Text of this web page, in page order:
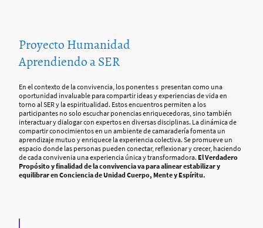
Proyecto Humanidad
Aprendiendo a SER
En el contexto de la convivencia, los ponentes s presentan como una
oportunidad invaluable para compartir ideas y experiencias de vida en
torno al SER y la espiritualidad. Estos encuentros permiten a los
participantes no solo escuchar ponencias enriquecedoras, sino también
interactuar y dialogar con expertos en diversas disciplinas. La dinámica de
compartir conocimientos en un ambiente de camaradería fomenta un
aprendizaje mutuo y enriquece la experiencia colectiva. Se promueve un
espacio donde las personas pueden conectar, reflexionar y crecer, haciendo
de cada convivenia una experiencia única y transformadora. El Verdadero
Propósito y finalidad de la convivencia va para alinear estabilizar y
equilibrar en Conciencia de Unidad Cuerpo, Mente y Espíritu.